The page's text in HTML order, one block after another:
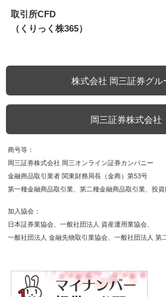
取引所CFD
（くりっく株365）
株式会社 岡三証券グル
岡三証券株式会社
商号等
岡三証券株式会社 岡三オンライン証券カンパニー
金融商品取引業者 関東財務局長（金商）第53号
第一種金融商品取引業
第二種金融商品取引業 投
加入協会
日本証券業協会
一般社団法人 資産運用業協会
一般社団法人 金融先物取引業協会
一般社団法人 第